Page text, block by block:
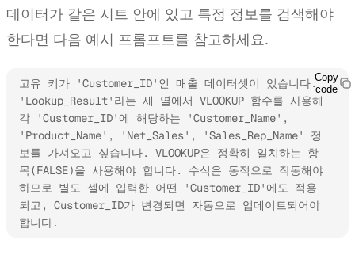
데이터가 같은 시트 안에 있고 특정 정보를 검색해야
한다면 다음 예시 프롬프트를 참고하세요.
고유 키가 'Customer_ID'인 매출 데이터셋이 있습니다.
'Lookup_Result'라는 새 열에서 VLOOKUP 함수를 사용해
각 'Customer_ID'에 해당하는 'Customer_Name',
'Product_Name', 'Net_Sales', 'Sales_Rep_Name' 정
보를 가져오고 싶습니다. VLOOKUP은 정확히 일치하는 항
목(FALSE)을 사용해야 합니다. 수식은 동적으로 작동해야
하므로 별도 셀에 입력한 어떤 'Customer_ID'에도 적용
되고, Customer_ID가 변경되면 자동으로 업데이트되어야
합니다.
Copy
code